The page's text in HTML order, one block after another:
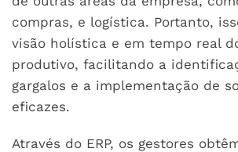
compras, e logística. Portanto,
visão holística e em tempo real
produtivo, facilitando a
gargalos e a implementação de
eficazes.
Através do ERP, os gestores